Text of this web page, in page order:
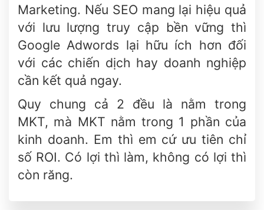
Marketing. Nếu SEO mang lại hiệu quả
với lưu lượng truy cập bền vững thì
Google Adwords lại hữu ích hơn đối
với các chiến dịch hay doanh nghiệp
cần kết quả ngay.
Quy chung cả 2 đều là nằm trong
MKT, mà MKT nằm trong 1 phần của
kinh doanh. Em thì em cứ ưu tiên chỉ
số ROI. Có lợi thì làm, không có lợi thì
còn răng.